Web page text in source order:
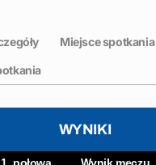
Miejsce spotkania
WYNIKI